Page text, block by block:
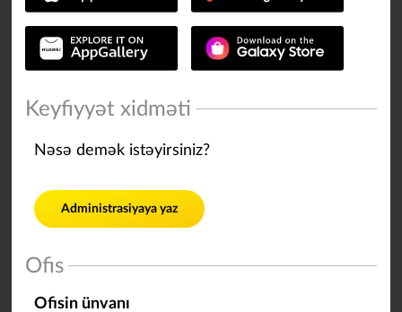
Keyfiyyət xidməti
Nəsə demək istəyirsiniz?
Administrasiyaya yaz
Ofis
Ofisin ünvanı